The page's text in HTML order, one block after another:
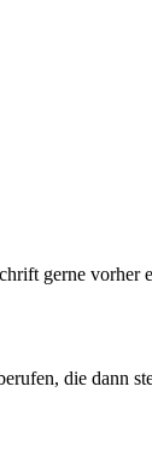
gerne vorher
die dann